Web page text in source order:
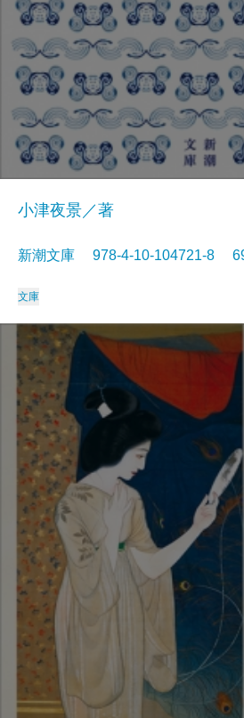
小津夜景／著
新潮文庫 978-4-10-104721-8
文庫